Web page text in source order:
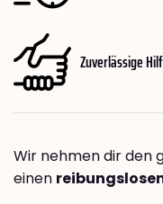
Zuverlässige
Wir nehmen dir den
einen